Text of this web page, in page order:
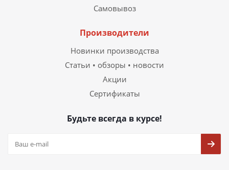
Самовывоз
Производители
Новинки производства
Статьи • обзоры • новости
Акции
Сертификаты
Будьте всегда в курсе!